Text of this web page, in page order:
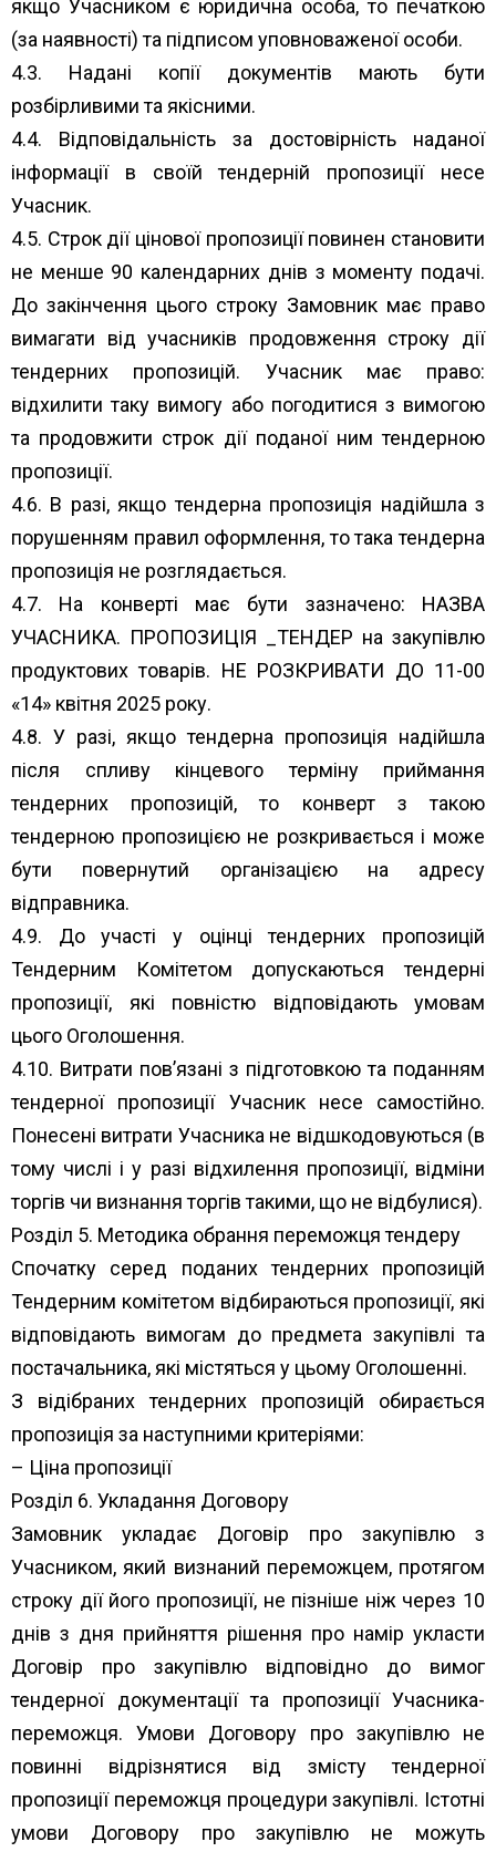
якщо Учасником є юридична особа, то печаткою
(за наявності) та підписом уповноваженої особи.
4.3. Надані копії документів мають бути
розбірливими та якісними.
4.4. Відповідальність за достовірність наданої
інформації в своїй тендерній пропозиції несе
Учасник.
4.5. Строк дії цінової пропозиції повинен становити
не менше 90 календарних днів з моменту подачі.
До закінчення цього строку Замовник має право
вимагати від учасників продовження строку дії
тендерних пропозицій. Учасник має право:
відхилити таку вимогу або погодитися з вимогою
та продовжити строк дії поданої ним тендерною
пропозиції.
4.6. В разі, якщо тендерна пропозиція надійшла з
порушенням правил оформлення, то така тендерна
пропозиція не розглядається.
4.7. На конверті має бути зазначено: НАЗВА
УЧАСНИКА. ПРОПОЗИЦІЯ _ТЕНДЕР на закупівлю
продуктових товарів. НЕ РОЗКРИВАТИ ДО 11-00
«14» квітня 2025 року.
4.8. У разі, якщо тендерна пропозиція надійшла
після спливу кінцевого терміну приймання
тендерних пропозицій, то конверт з такою
тендерною пропозицією не розкривається і може
бути повернутий організацією на адресу
відправника.
4.9. До участі у оцінці тендерних пропозицій
Тендерним Комітетом допускаються тендерні
пропозиції, які повністю відповідають умовам
цього Оголошення.
4.10. Витрати пов’язані з підготовкою та поданням
тендерної пропозиції Учасник несе самостійно.
Понесені витрати Учасника не відшкодовуються (в
тому числі і у разі відхилення пропозиції, відміни
торгів чи визнання торгів такими, що не відбулися).
Розділ 5. Методика обрання переможця тендеру
Спочатку серед поданих тендерних пропозицій
Тендерним комітетом відбираються пропозиції, які
відповідають вимогам до предмета закупівлі та
постачальника, які містяться у цьому Оголошенні.
З відібраних тендерних пропозицій обирається
пропозиція за наступними критеріями:
– Ціна пропозиції
Розділ 6. Укладання Договору
Замовник укладає Договір про закупівлю з
Учасником, який визнаний переможцем, протягом
строку дії його пропозиції, не пізніше ніж через 10
днів з дня прийняття рішення про намір укласти
Договір про закупівлю відповідно до вимог
тендерної документації та пропозиції Учасника-
переможця. Умови Договору про закупівлю не
повинні відрізнятися від змісту тендерної
пропозиції переможця процедури закупівлі. Істотні
умови Договору про закупівлю не можуть